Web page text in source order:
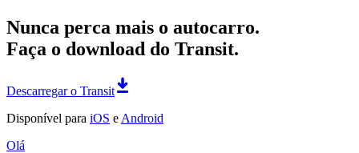
Nunca perca mais o autocarro.
Faça o download do Transit.
Descarregar o Transit
Disponível para iOS e Android
Olá